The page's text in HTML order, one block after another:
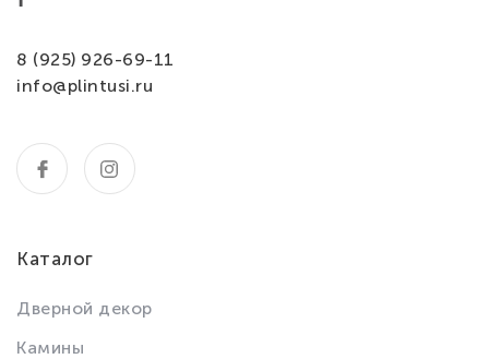
8 (925) 926-69-11
info@plintusi.ru
Каталог
Дверной декор
Камины